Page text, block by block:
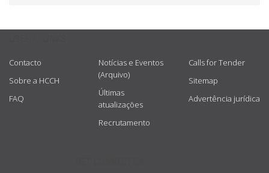
Contacto
Sobre a HCCH
FAQ
Notícias e Eventos
(Arquivo)
Últimas
atualizações
Recrutamento
Calls for Tender
Sitemap
Advertência jurídica